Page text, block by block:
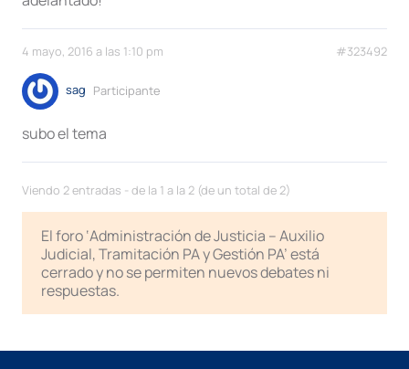
4 mayo, 2016 a las 1:10 pm #323492
sag Participante
subo el tema
Viendo 2 entradas - de la 1 a la 2 (de un total de 2)
El foro ‘Administración de Justicia – Auxilio
Judicial, Tramitación PA y Gestión PA’ está
cerrado y no se permiten nuevos debates ni
respuestas.